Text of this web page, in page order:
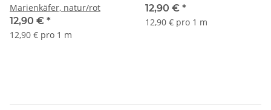
Marienkäfer, natur/rot
12,90 € *
12,90 € pro 1 m
12,90 € *
12,90 € pro 1 m